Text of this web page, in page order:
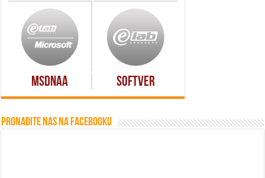
MSDNAA Softver
Pronađite nas na Facebooku